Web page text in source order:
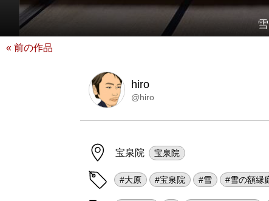
« 前の作品
hiro
@hiro
宝泉院 宝泉院
#大原 #宝泉院 #雪 #雪の額縁